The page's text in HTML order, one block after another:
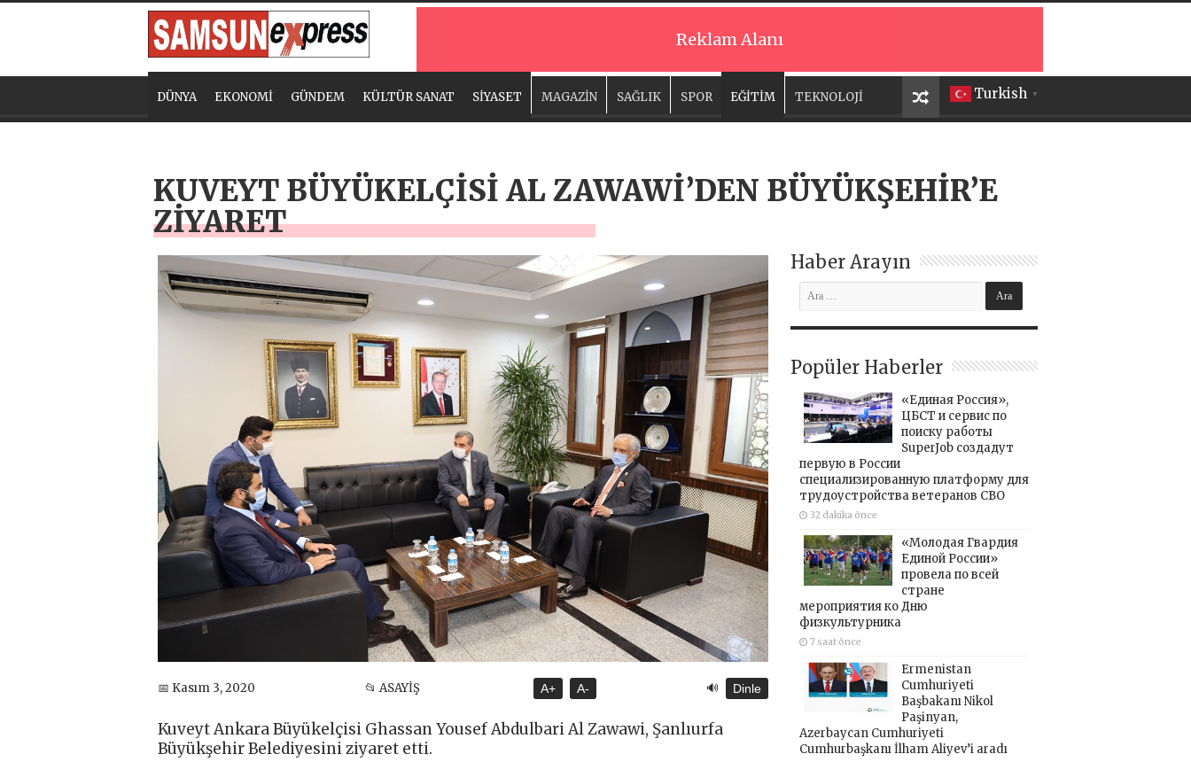
Reklam Alanı
Turkish ▼
DÜNYA EKONOMİ GÜNDEM KÜLTÜR SANAT SİYASET MAGAZİN SAĞLIK SPOR EĞİTİM TEKNOLOJİ
KUVEYT BÜYÜKELÇİSİ AL ZAWAWİ’DEN BÜYÜKŞEHİR’E
ZİYARET
📅 Kasım 3, 2020 📂 ASAYİŞ A+ A- 🔊 Dinle
Kuveyt Ankara Büyükelçisi Ghassan Yousef Abdulbari Al Zawawi, Şanlıurfa
Büyükşehir Belediyesini ziyaret etti.
Haber Arayın
Popüler Haberler
«Единая Россия»,
ЦБСТ и сервис по
поиску работы
SuperJob создадут
первую в России
специализированную платформу для
трудоустройства ветеранов СВО
32 dakika önce
«Молодая Гвардия
Единой России»
провела по всей
стране
мероприятия ко Дню
физкультурника
7 saat önce
Ermenistan
Cumhuriyeti
Başbakanı Nikol
Paşinyan,
Azerbaycan Cumhuriyeti
Cumhurbaşkanı İlham Aliyev’i aradı